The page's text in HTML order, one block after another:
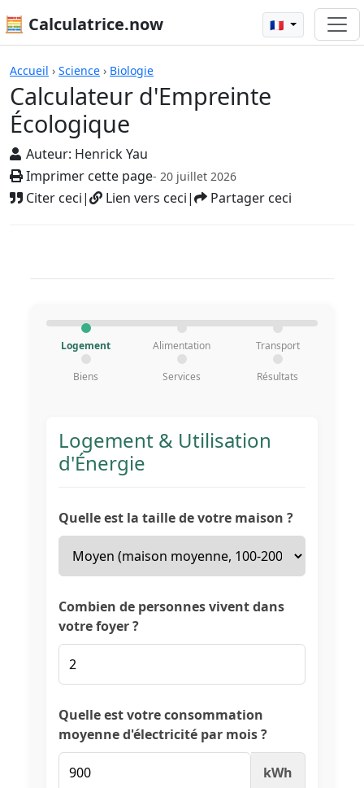
🧮 Calculatrice.now 🇫🇷
Accueil › Science › Biologie
Calculateur d'Empreinte
Écologique
Auteur: Henrick Yau
Imprimer cette page- 20 juillet 2026
Citer ceci| Lien vers ceci| Partager ceci
Calculatrices
Logement Alimentation Transport
Biens Services Résultats
Logement & Utilisation
d'Énergie
Quelle est la taille de votre maison ?
Combien de personnes vivent dans
votre foyer ?
Quelle est votre consommation
moyenne d'électricité par mois ?
kWh